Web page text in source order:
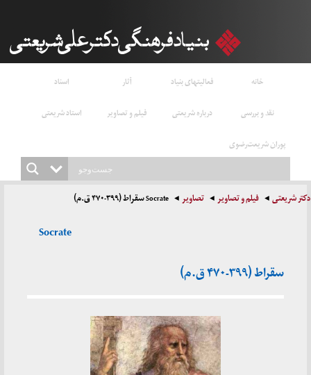
خانه فعالیتهای بنیاد آثار
اسناد
نقد و بررسی
درباره شریعتی فیلم و تصاویر
استاد شریعتی
پوران شریعت‌رضوی
دکتر شریعتی فیلم و تصاویر تصاویر Socrate سقراط (۳۹۹-۴۷۰ ق.م)
Socrate
سقراط (۳۹۹-۴۷۰ ق.م)